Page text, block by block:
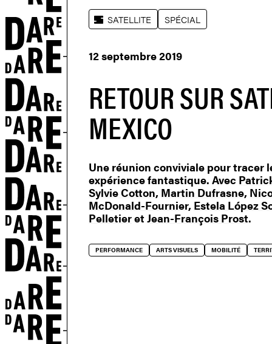
SATELLITE SPÉCIAL
12 septembre 2019
RETOUR SUR
MEXICO
Une réunion conviviale pour tracer
expérience fantastique. Avec
Sylvie Cotton, Martin Dufrasne,
McDonald-Fournier, Estela López
PelletieretJean-François Prost.
PERFORMANCE ARTS VISUELS MOBILITÉ